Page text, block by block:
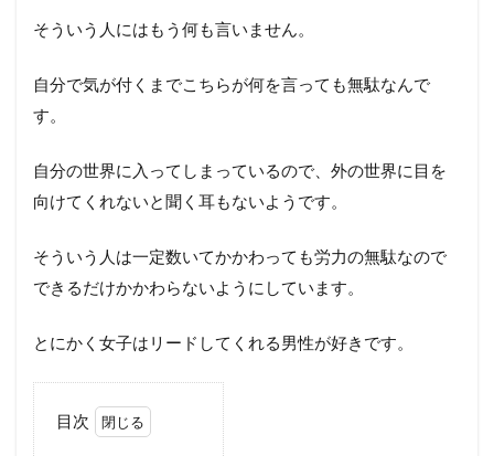
そういう人にはもう何も言いません。
自分で気が付くまでこちらが何を言っても無駄なんで
す。
自分の世界に入ってしまっているので、外の世界に目を
向けてくれないと聞く耳もないようです。
そういう人は一定数いてかかわっても労力の無駄なので
できるだけかかわらないようにしています。
とにかく女子はリードしてくれる男性が好きです。
目次